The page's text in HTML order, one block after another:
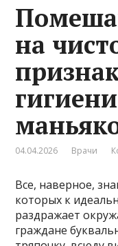
на
04.04.2026 Врачи
Все, наверное,
которых к
раздражает
граждане